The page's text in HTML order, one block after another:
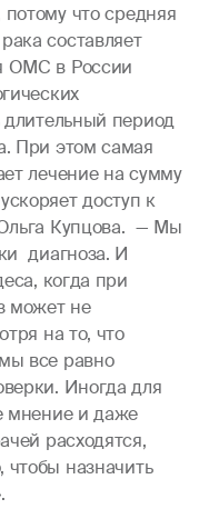
что средняя
составляет
ОМС в России
период
При этом самая
лечение на сумму
доступ к
Купцова. — Мы
диагноза. И
когда при
может не
на то, что
все равно
Иногда для
мнение и даже
расходятся,
чтобы назначить